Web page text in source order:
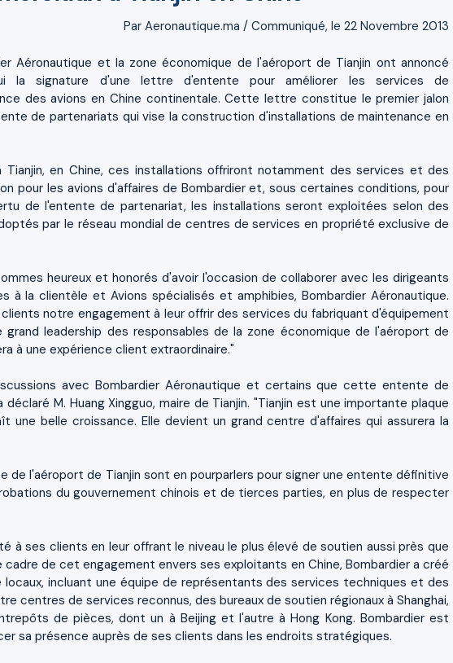
Par Aeronautique.ma / Communiqué, le 22 Novembre 2013
Aéronautique et la zone économique de l'aéroport de Tianjin ont annoncé
la signature d'une lettre d'entente pour améliorer les services de
des avions en Chine continentale. Cette lettre constitue le premier jalon
de partenariats qui vise la construction d'installations de maintenance en
Tianjin, en Chine, ces installations offriront notamment des services et des
pour les avions d'affaires de Bombardier et, sous certaines conditions, pour
de l'entente de partenariat, les installations seront exploitées selon des
par le réseau mondial de centres de services en propriété exclusive de
heureux et honorés d'avoir l'occasion de collaborer avec les dirigeants
à la clientèle et Avions spécialisés et amphibies, Bombardier Aéronautique.
notre engagement à leur offrir des services du fabriquant d'équipement
leadership des responsables de la zone économique de l'aéroport de
à une expérience client extraordinaire."
avec Bombardier Aéronautique et certains que cette entente de
M. Huang Xingguo, maire de Tianjin. "Tianjin est une importante plaque
une belle croissance. Elle devient un grand centre d'affaires qui assurera la
de l'aéroport de Tianjin sont en pourparlers pour signer une entente définitive
du gouvernement chinois et de tierces parties, en plus de respecter
à ses clients en leur offrant le niveau le plus élevé de soutien aussi près que
de cet engagement envers ses exploitants en Chine, Bombardier a créé
incluant une équipe de représentants des services techniques et des
centres de services reconnus, des bureaux de soutien régionaux à Shanghai,
de pièces, dont un à Beijing et l'autre à Hong Kong. Bombardier est
sa présence auprès de ses clients dans les endroits stratégiques.